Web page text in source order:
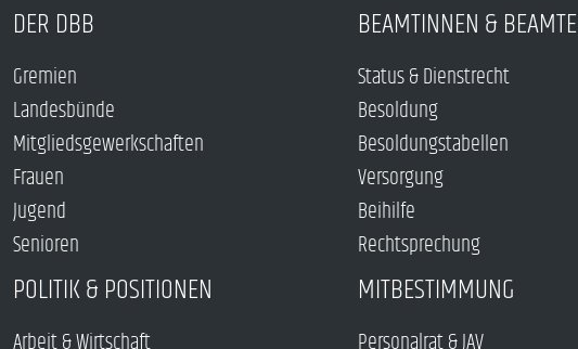
DER DBB
Gremien
Landesbünde
Mitgliedsgewerkschaften
Frauen
Jugend
Senioren
BEAMTINNEN & BEAMTE
Status & Dienstrecht
Besoldung
Besoldungstabellen
Versorgung
Beihilfe
Rechtsprechung
POLITIK & POSITIONEN MITBESTIMMUNG